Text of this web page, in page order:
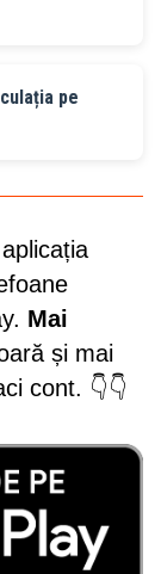
pe
Mai
și mai
cont. 👇👇